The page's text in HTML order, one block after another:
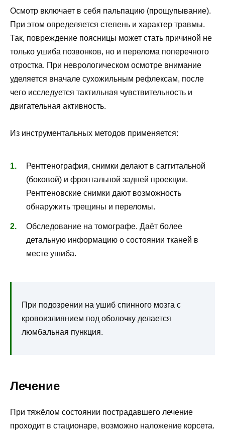
Осмотр включает в себя пальпацию (прощупывание).
При этом определяется степень и характер травмы.
Так, повреждение поясницы может стать причиной не
только ушиба позвонков, но и перелома поперечного
отростка. При неврологическом осмотре внимание
уделяется вначале сухожильным рефлексам, после
чего исследуется тактильная чувствительность и
двигательная активность.
Из инструментальных методов применяется:
Рентгенография, снимки делают в саггитальной
(боковой) и фронтальной задней проекции.
Рентгеновские снимки дают возможность
обнаружить трещины и переломы.
Обследование на томографе. Даёт более
детальную информацию о состоянии тканей в
месте ушиба.
При подозрении на ушиб спинного мозга с
кровоизлиянием под оболочку делается
люмбальная пункция.
Лечение
При тяжёлом состоянии пострадавшего лечение
проходит в стационаре, возможно наложение корсета.